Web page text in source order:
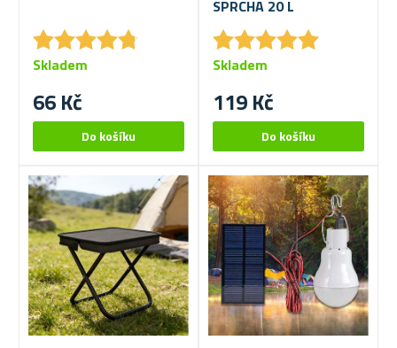
★★★★★
★★★★★
66 Kč
Skladem
SPRCHA 20 L
★★★★★
★★★★★
119 Kč
Skladem